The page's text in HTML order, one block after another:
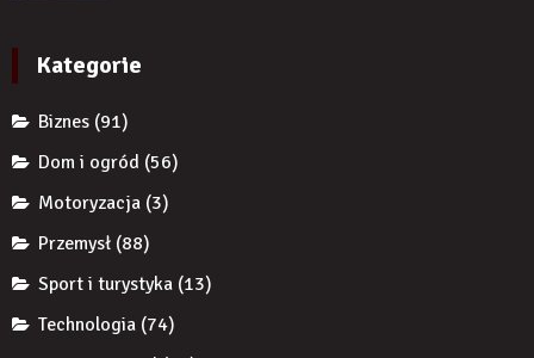
Kategorie
Biznes (91)
Dom i ogród (56)
Motoryzacja (3)
Przemysł (88)
Sport i turystyka (13)
Technologia (74)